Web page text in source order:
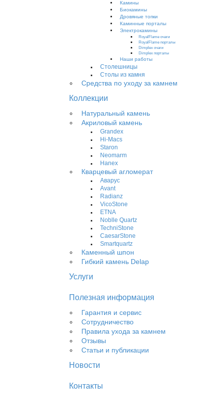
Камины
Биокамины
Дровяные топки
Каминные порталы
Электрокамины
RoyalFlame очаги
RoyalFlame порталы
Dimplex очаги
Dimplex порталы
Наши работы
Столешницы
Столы из камня
Средства по уходу за камнем
Коллекции
Натуральный камень
Акриловый камень
Grandex
Hi-Macs
Staron
Neomarm
Hanex
Кварцевый агломерат
Аварус
Avant
Radianz
VicoStone
ETNA
Noblle Quartz
TechniStone
CaesarStone
Smartquartz
Каменный шпон
Гибкий камень Delap
Услуги
Полезная информация
Гарантия и сервис
Сотрудничество
Правила ухода за камнем
Отзывы
Статьи и публикации
Новости
Контакты